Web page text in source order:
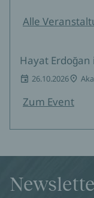
Alle
Hayat
26.10.2026
Zum Event